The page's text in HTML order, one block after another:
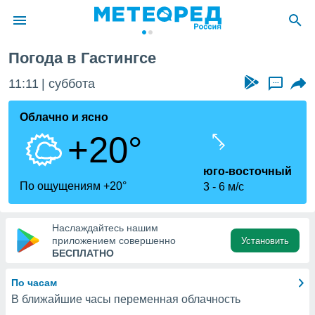
о
Вы можете
к этому
доступ
Погода в Гастингсе
11:11 суббота ...
Облачно и ясно
+20°
По ощущениям +20°
юго-восточный
3
6 м/с
Наслаждайтесь нашим
приложением совершенно
БЕСПЛАТНО
Установить
По часам
В ближайшие часы переменная облачность